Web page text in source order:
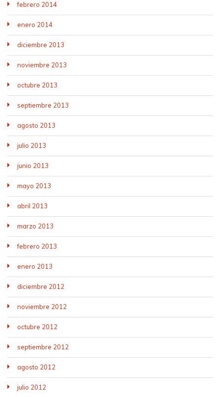
febrero 2014
enero 2014
diciembre 2013
noviembre 2013
octubre 2013
septiembre 2013
agosto 2013
julio 2013
junio 2013
mayo 2013
abril 2013
marzo 2013
febrero 2013
enero 2013
diciembre 2012
noviembre 2012
octubre 2012
septiembre 2012
agosto 2012
julio 2012